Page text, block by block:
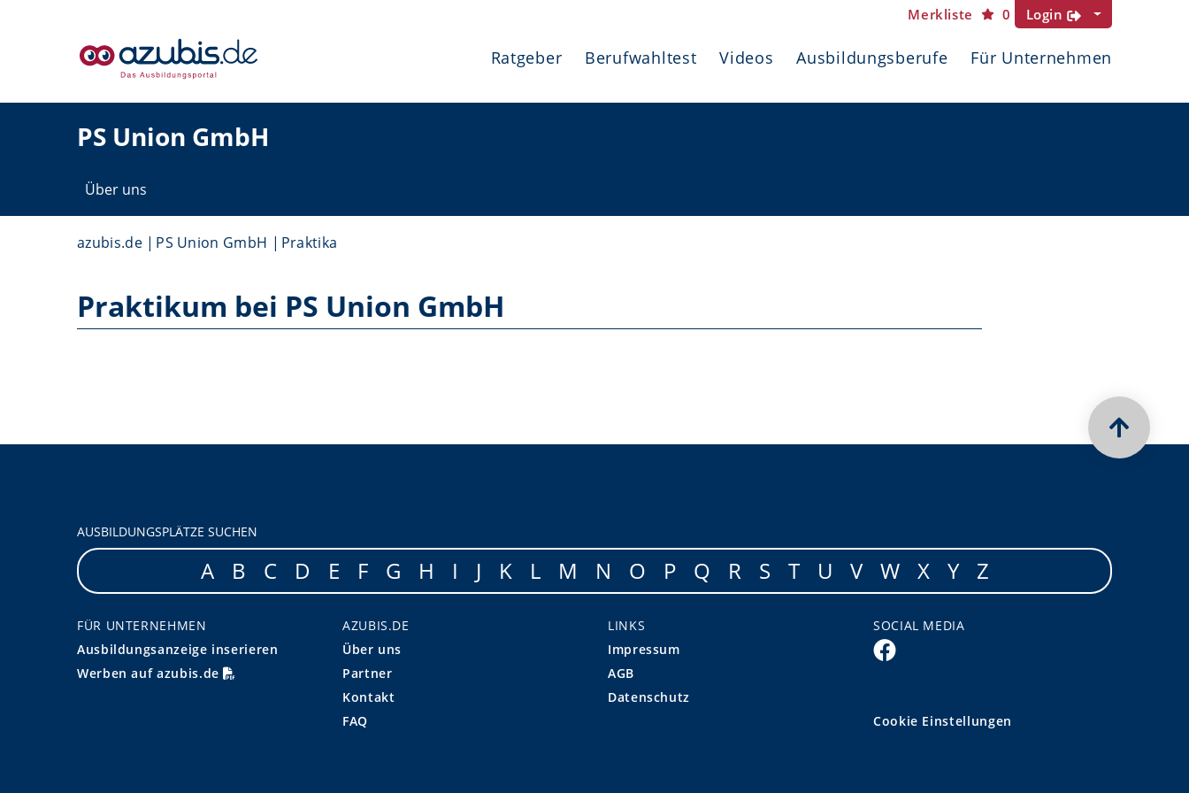
Merkliste 0 Login
Ratgeber Berufwahltest Videos Ausbildungsberufe Für Unternehmen
PS Union GmbH
Über uns
azubis.de PS Union GmbH Praktika
Praktikum bei PS Union GmbH
AUSBILDUNGSPLÄTZE SUCHEN
A B C D E F G H I J K L M N O P Q R S T U V W X Y Z
FÜR UNTERNEHMEN
Ausbildungsanzeige inserieren
Werben auf azubis.de
AZUBIS.DE
Über uns
Partner
Kontakt
FAQ
LINKS
Impressum
AGB
Datenschutz
SOCIAL MEDIA
Cookie Einstellungen